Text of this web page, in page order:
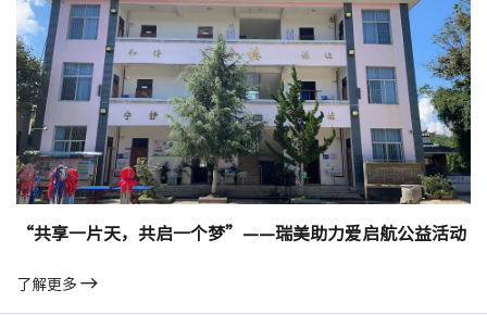
“共享一片天，共启一个梦”——瑞美助力爱启航公益活动
了解更多